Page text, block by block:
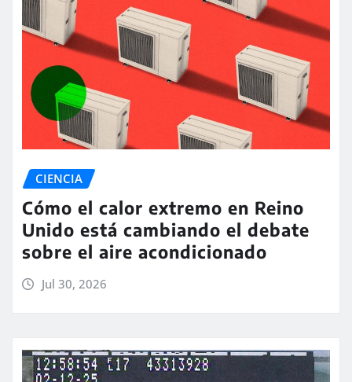
CIENCIA
Cómo el calor extremo en Reino
Unido está cambiando el debate
sobre el aire acondicionado
Jul 30, 2026